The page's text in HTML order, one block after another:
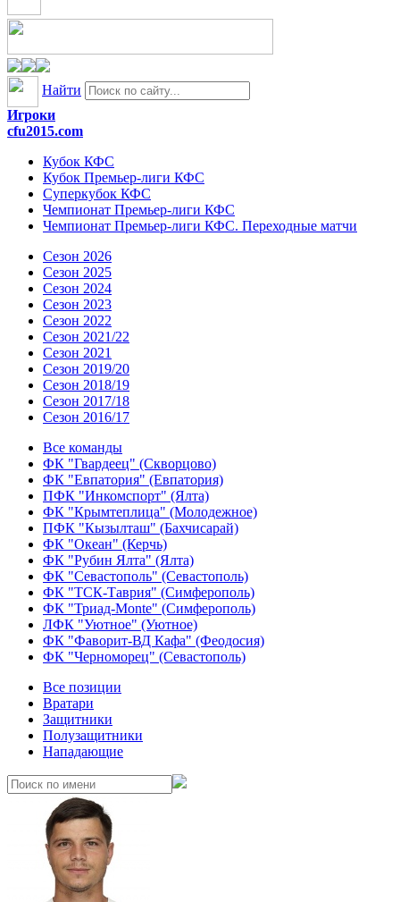
Найти
Игроки
cfu2015.com
Кубок КФС
Кубок Премьер-лиги КФС
Суперкубок КФС
Чемпионат Премьер-лиги КФС
Чемпионат Премьер-лиги КФС. Переходные матчи
Сезон 2026
Сезон 2025
Сезон 2024
Сезон 2023
Сезон 2022
Сезон 2021/22
Сезон 2021
Сезон 2019/20
Сезон 2018/19
Сезон 2017/18
Сезон 2016/17
Все команды
ФК "Гвардеец" (Скворцово)
ФК "Евпатория" (Евпатория)
ПФК "Инкомспорт" (Ялта)
ФК "Крымтеплица" (Молодежное)
ПФК "Кызылташ" (Бахчисарай)
ФК "Океан" (Керчь)
ФК "Рубин Ялта" (Ялта)
ФК "Севастополь" (Севастополь)
ФК "ТСК-Таврия" (Симферополь)
ФК "Триад-Monte" (Симферополь)
ЛФК "Уютное" (Уютное)
ФК "Фаворит-ВД Кафа" (Феодосия)
ФК "Черноморец" (Севастополь)
Все позиции
Вратари
Защитники
Полузащитники
Нападающие